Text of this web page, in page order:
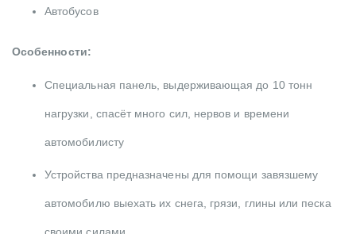
Автобусов
Особенности:
Специальная панель, выдерживающая до 10 тонн
нагрузки, спасёт много сил, нервов и времени
автомобилисту
Устройства предназначены для помощи завязшему
автомобилю выехать их снега, грязи, глины или песка